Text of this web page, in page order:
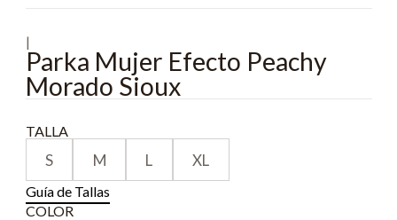
|
Parka Mujer Efecto Peachy
Morado Sioux
TALLA
S M L XL
Guía de Tallas
COLOR